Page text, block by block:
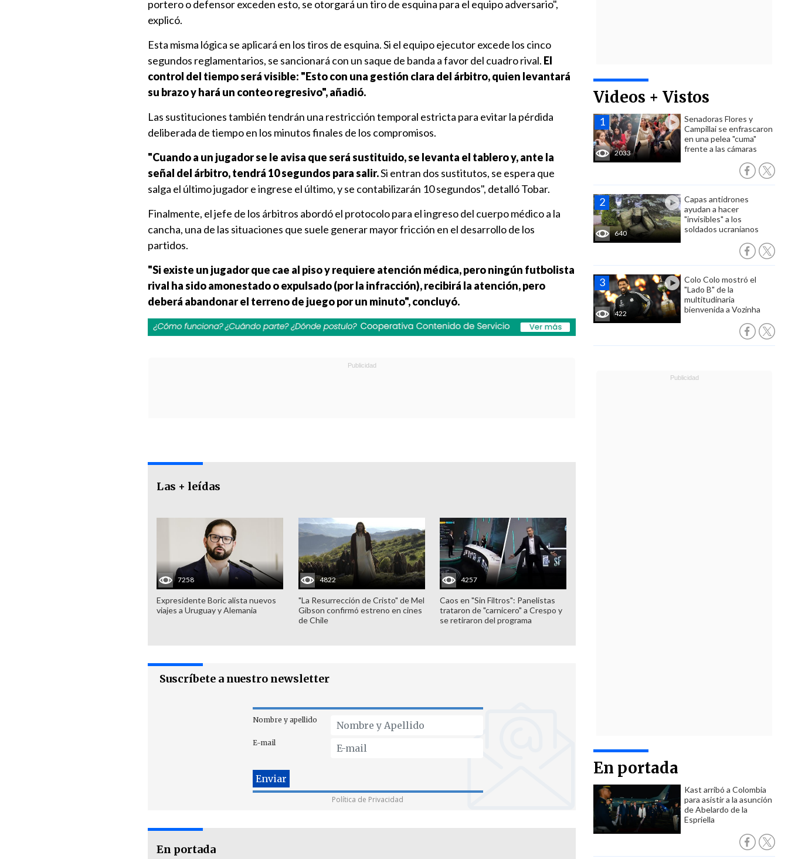
Videos + Vistos
2033
Senadoras Flores y
Campillai se enfrascaron
en una pelea "cuma"
frente a las cámaras
640
Capas antidrones
ayudan a hacer
"invisibles" a los
soldados ucranianos
422
Colo Colo mostró el
"Lado B" de la
multitudinaria
bienvenida a Vozinha
En portada
Kast arribó a Colombia
para asistir a la asunción
de Abelardo de la
Espriella
portero o defensor exceden esto, se otorgará un tiro de esquina para el equipo adversario",
explicó.
Esta misma lógica se aplicará en los tiros de esquina. Si el equipo ejecutor excede los cinco
segundos reglamentarios, se sancionará con un saque de banda a favor del cuadro rival. El
control del tiempo será visible: "Esto con una gestión clara del árbitro, quien levantará
su brazo y hará un conteo regresivo", añadió.
Las sustituciones también tendrán una restricción temporal estricta para evitar la pérdida
deliberada de tiempo en los minutos finales de los compromisos.
"Cuando a un jugador se le avisa que será sustituido, se levanta el tablero y, ante la
señal del árbitro, tendrá 10 segundos para salir.Si entran dos sustitutos, se espera que
salga el último jugador e ingrese el último, y se contabilizarán 10 segundos", detalló Tobar.
Finalmente, el jefe de los árbitros abordó el protocolo para el ingreso del cuerpo médico a la
cancha, una de las situaciones que suele generar mayor fricción en el desarrollo de los
partidos.
"Si existe un jugador que cae al piso y requiere atención médica, pero ningún futbolista
rival ha sido amonestado o expulsado (por la infracción), recibirá la atención, pero
deberá abandonar el terreno de juego por un minuto", concluyó.
Las + leídas
7258
Expresidente Boric alista nuevos
viajes a Uruguay y Alemania
4822
"La Resurrección de Cristo" de Mel
Gibson confirmó estreno en cines
de Chile
4257
Caos en "Sin Filtros": Panelistas
trataron de "carnicero" a Crespo y
se retiraron del programa
Suscríbete a nuestro newsletter
Nombre y apellido
E-mail
Política de Privacidad
En portada